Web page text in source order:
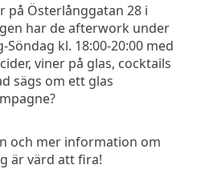
på Österlånggatan 28 i
har de afterwork under
kl. 18:00-20:00 med
viner på glas, cocktails
sägs om ett glas
och mer information om
är värd att fira!